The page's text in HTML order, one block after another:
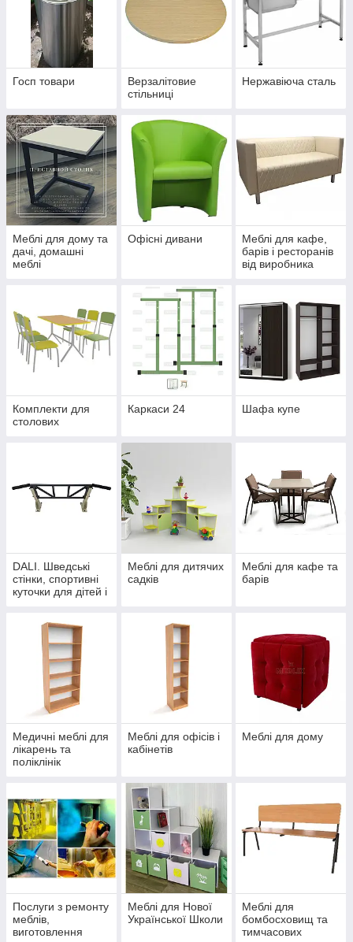
Госп товари
Верзалітовие
стільниці
Нержавіюча сталь
Меблі для дому та
дачі, домашні
меблі
Офісні дивани
Меблі для кафе,
барів і ресторанів
від виробника
Комплекти для
столових
Каркаси 24 Шафа купе
DALI. Шведські
стінки, спортивні
куточки для дітей і
Меблі для дитячих
садків
Меблі для кафе та
барів
Медичні меблі для
лікарень та
поліклінік
Меблі для офісів і
кабінетів
Меблі для дому
Послуги з ремонту
меблів,
виготовлення
Меблі для Нової
Української Школи
Меблі для
бомбосховищ та
тимчасових